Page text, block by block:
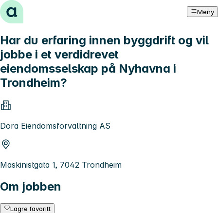
Hopp til innhold Meny
Har du erfaring innen byggdrift og vil
jobbe i et verdidrevet
eiendomsselskap på Nyhavna i
Trondheim?
Dora Eiendomsforvaltning AS
Maskinistgata 1, 7042 Trondheim
Om jobben
Lagre favoritt